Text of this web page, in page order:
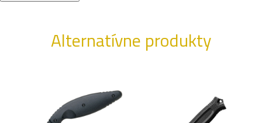
Alternatívne produkty